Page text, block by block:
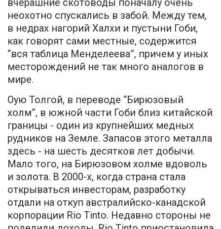
вчерашние скотоводы поначалу очень
неохотно спускались в забой. Между тем,
в недрах нагорий Халхи и пустыни Гоби,
как говорят сами местные, содержится
“вся таблица Менделеева”, причем у иных
месторождений не так много аналогов в
мире.
Оую Толгой, в переводе “Бирюзовый
холм”, в южной части Гоби близ китайской
границы - один из крупнейших медных
рудников на Земле. Запасов этого металла
здесь - на шесть десятков лет добычи.
Мало того, на Бирюзовом холме вдоволь
и золота. В 2000-х, когда страна стала
открываться инвесторам, разработку
отдали на откуп австралийско-канадской
корпорации Rio Tinto. Недавно стороны не